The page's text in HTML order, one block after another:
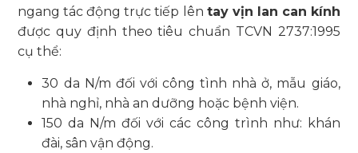
ngang tác động trực tiếp lên tay vịn lan can kính
được quy định theo tiêu chuẩn TCVN 2737:1995
cụ thể:
30 da N/m đối với công tình nhà ở, mẫu giáo,
nhà nghỉ, nhà an dưỡng hoặc bệnh viện.
150 da N/m đối với các công trình như: khán
đài, sân vận động.